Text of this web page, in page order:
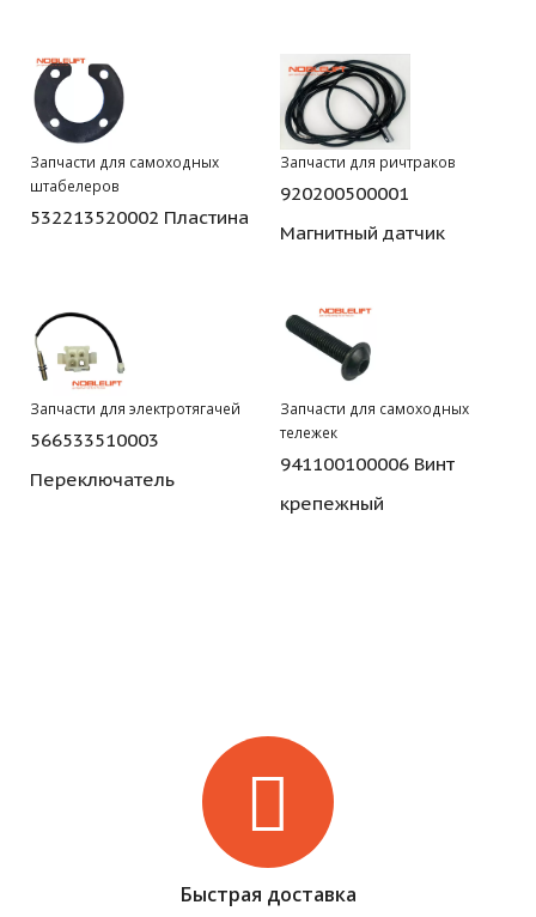
Запчасти для самоходных
штабелеров
532213520002 Пластина
Запчасти для ричтраков
920200500001
Магнитный датчик
Запчасти для электротягачей
566533510003
Переключатель
Запчасти для самоходных
тележек
941100100006 Винт
крепежный
Быстрая доставка